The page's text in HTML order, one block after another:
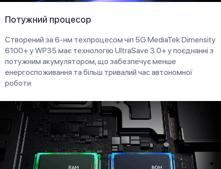
Потужний процесор
Створений за 6-нм техпроцесом чіп 5G MediaTek Dimensity
6100+ у WP35 має технологію UltraSave 3.0+ у поєднанні з
потужним акумулятором, що забезпечує менше
енергоспоживання та більш тривалий час автономної
роботи.